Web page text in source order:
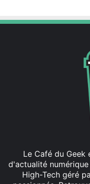
Le Café du
d'actualité
High-Tech géré